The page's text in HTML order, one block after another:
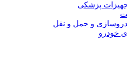
پزشکی
و حمل و نقل
خودرو